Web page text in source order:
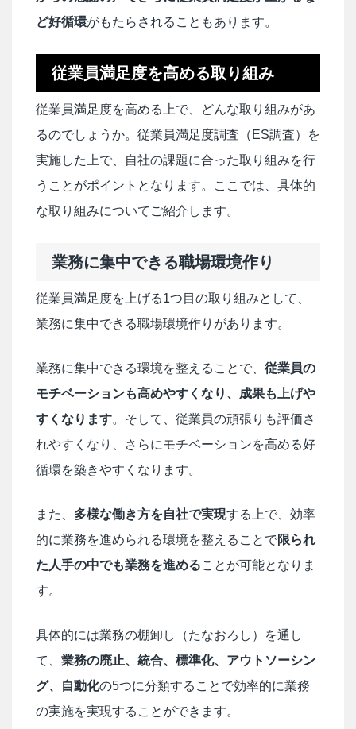
ど好循環がもたらされることもあります。
従業員満足度を高める取り組み
従業員満足度を高める上で、どんな取り組みがあ
るのでしょうか。従業員満足度調査（ES調査）を
実施した上で、自社の課題に合った取り組みを行
うことがポイントとなります。ここでは、具体的
な取り組みについてご紹介します。
業務に集中できる職場環境作り
従業員満足度を上げる1つ目の取り組みとして、
業務に集中できる職場環境作りがあります。
業務に集中できる環境を整えることで、 従業員の
モチベーションも高めやすくなり、成果も上げや
すくなります。そして、従業員の頑張りも評価さ
れやすくなり、さらにモチベーションを高める好
循環を築きやすくなります。
また、 多様な働き方を自社で実現する上で、効率
的に業務を進められる環境を整えることで限られ
た人手の中でも業務を進めることが可能となりま
す。
具体的には業務の棚卸し（たなおろし）を通し
て、 業務の廃止、統合、標準化、アウトソーシン
グ、自動化の5つに分類することで効率的に業務
の実施を実現することができます。